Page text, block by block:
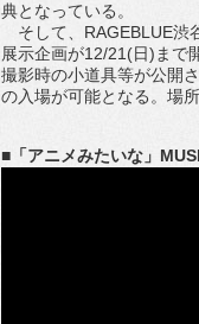
典となっている。
そして、RAGEBLUE渋
展示企画が12/21(日)まで
撮影時の小道具等が公開
の入場が可能となる。場
■「アニメみたいな」